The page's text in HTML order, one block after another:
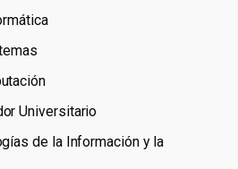
Universitario
de la Información y la